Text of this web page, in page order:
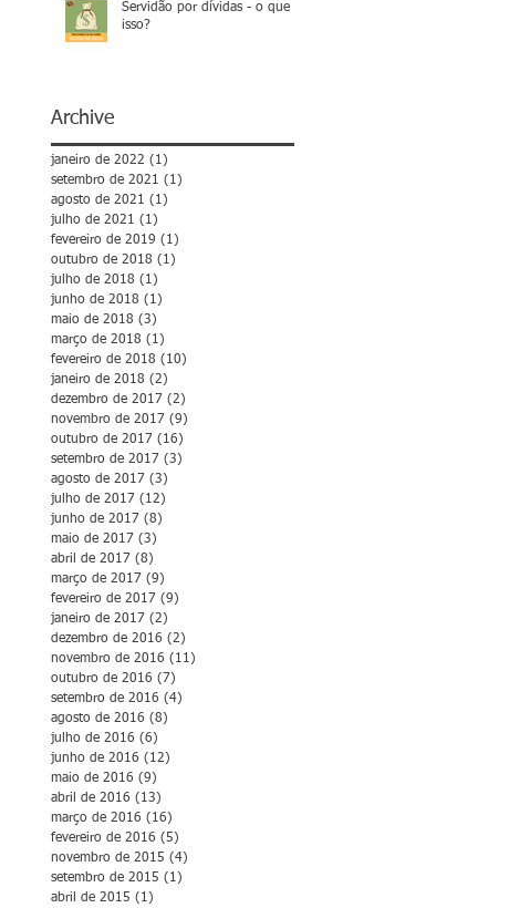
Servidão por dívidas - o que é
isso?
Archive
janeiro de 2022 (1)
setembro de 2021 (1)
agosto de 2021 (1)
julho de 2021 (1)
fevereiro de 2019 (1)
outubro de 2018 (1)
julho de 2018 (1)
junho de 2018 (1)
maio de 2018 (3)
março de 2018 (1)
fevereiro de 2018 (10)
janeiro de 2018 (2)
dezembro de 2017 (2)
novembro de 2017 (9)
outubro de 2017 (16)
setembro de 2017 (3)
agosto de 2017 (3)
julho de 2017 (12)
junho de 2017 (8)
maio de 2017 (3)
abril de 2017 (8)
março de 2017 (9)
fevereiro de 2017 (9)
janeiro de 2017 (2)
dezembro de 2016 (2)
novembro de 2016 (11)
outubro de 2016 (7)
setembro de 2016 (4)
agosto de 2016 (8)
julho de 2016 (6)
junho de 2016 (12)
maio de 2016 (9)
abril de 2016 (13)
março de 2016 (16)
fevereiro de 2016 (5)
novembro de 2015 (4)
setembro de 2015 (1)
abril de 2015 (1)